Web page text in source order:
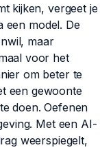
kijken, vergeet je
een model. De
maar
voor het
om beter te
een gewoonte
doen. Oefenen
Met een AI-
weerspiegelt,